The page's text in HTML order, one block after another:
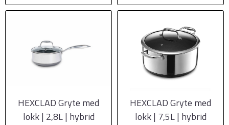
HEXCLAD Gryte med
lokk | 2,8L | hybrid
HEXCLAD Gryte med
lokk | 7,5L | hybrid